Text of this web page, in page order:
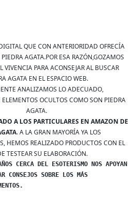
QUE CON ANTERIORIDAD OFRECÍA
AGATA.POR ESA RAZÓN,GOZAMOS
VIVENCIA PARA ACONSEJAR AL BUSCAR
AGATA EN EL ESPACIO WEB.
ANALIZAMOS LO ADECUADO,
OCULTOS COMO SON PIEDRA
AGATA.
A LOS PARTICULARES EN AMAZON DE
. A LA GRAN MAYORÍA YA LOS
HEMOS REALIZADO PRODUCTOS CON EL
TESTEAR SU ELABORACIÓN.
CERCA DEL ESOTERISMO NOS APOYAN
CONSEJOS SOBRE LOS MÁS